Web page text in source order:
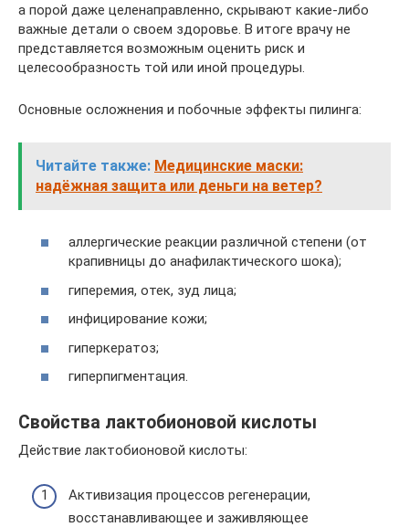
а порой даже целенаправленно, скрывают какие-либо
важные детали о своем здоровье. В итоге врачу не
представляется возможным оценить риск и
целесообразность той или иной процедуры.
Основные осложнения и побочные эффекты пилинга:
Читайте также: Медицинские маски:
надёжная защита или деньги на ветер?
аллергические реакции различной степени (от
крапивницы до анафилактического шока);
гиперемия, отек, зуд лица;
инфицирование кожи;
гиперкератоз;
гиперпигментация.
Свойства лактобионовой кислоты
Действие лактобионовой кислоты:
Активизация процессов регенерации,
восстанавливающее и заживляющее